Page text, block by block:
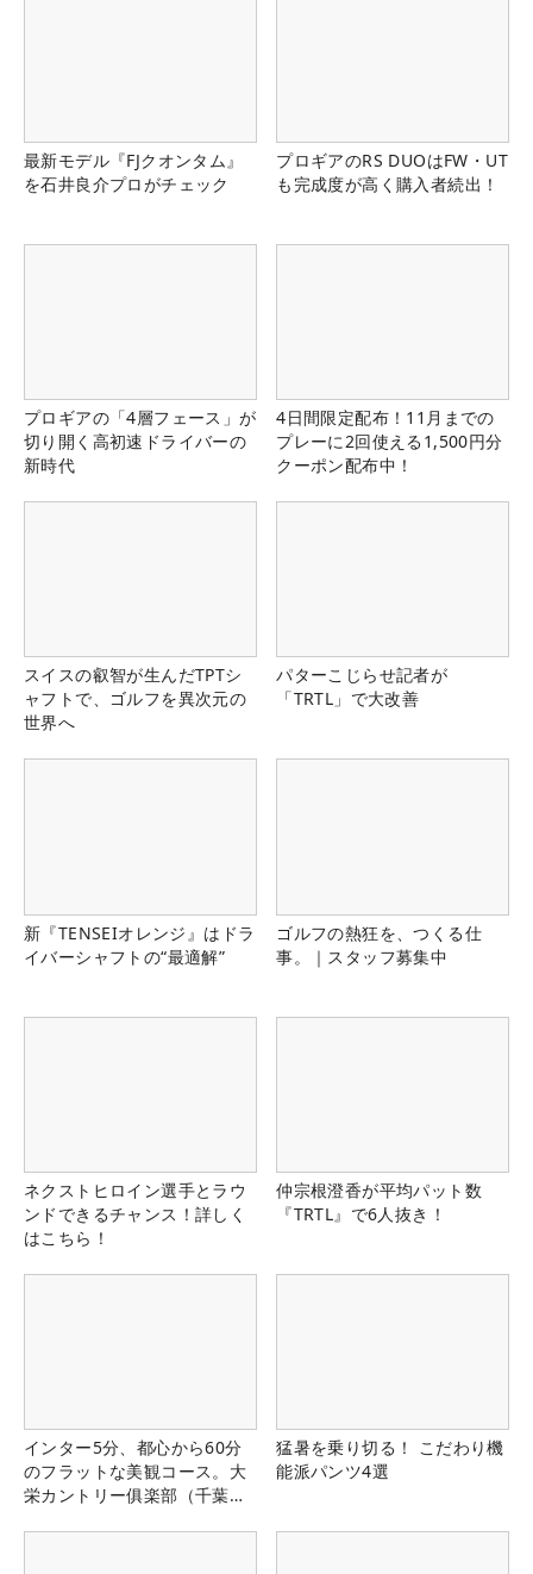
最新モデル『FJクオンタム』
を石井良介プロがチェック
プロギアのRS DUOはFW・UT
も完成度が高く購入者続出！
プロギアの「4層フェース」が
切り開く高初速ドライバーの
新時代
4日間限定配布！11月までの
プレーに2回使える1,500円分
クーポン配布中！
スイスの叡智が生んだTPTシ
ャフトで、ゴルフを異次元の
世界へ
パターこじらせ記者が
「TRTL」で大改善
新『TENSEIオレンジ』はドラ
イバーシャフトの“最適解”
ゴルフの熱狂を、つくる仕
事。｜スタッフ募集中
ネクストヒロイン選手とラウ
ンドできるチャンス！詳しく
はこちら！
仲宗根澄香が平均パット数
『TRTL』で6人抜き！
インター5分、都心から60分
のフラットな美観コース。大
栄カントリー俱楽部（千葉
猛暑を乗り切る！ こだわり機
能派パンツ4選